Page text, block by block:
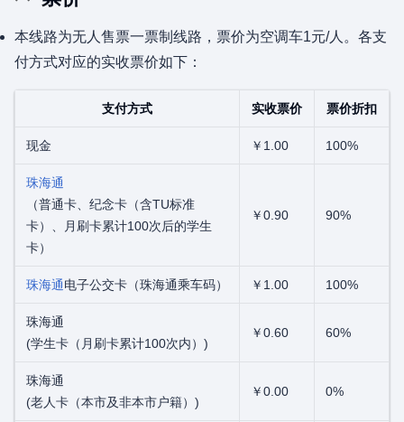
本线路为无人售票一票制线路，票价为空调车1元/人。各支
付方式对应的实收票价如下：
支付方式 实收票价 票价折扣
现金 ￥1.00 100%
珠海通
（普通卡、纪念卡（含TU标准
卡）、月刷卡累计100次后的学生
卡）
￥0.90 90%
珠海通电子公交卡（珠海通乘车码） ￥1.00 100%
珠海通
(学生卡（月刷卡累计100次内）)
￥0.60 60%
珠海通
(老人卡（本市及非本市户籍）)
￥0.00 0%